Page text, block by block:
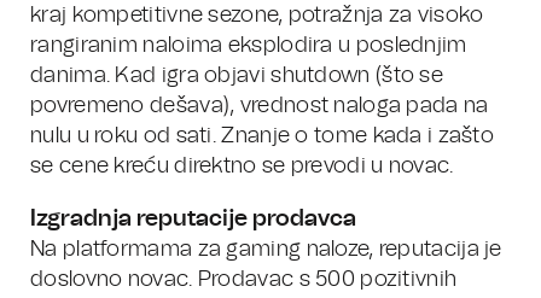
kraj kompetitivne sezone, potražnja za visoko
rangiranim naloima eksplodira u poslednjim
danima. Kad igra objavi shutdown (što se
povremeno dešava), vrednost naloga pada na
nulu u roku od sati. Znanje o tome kada i zašto
se cene kreću direktno se prevodi u novac.
Izgradnja reputacije prodavca
Na platformama za gaming naloze, reputacija je
doslovno novac. Prodavac s 500 pozitivnih